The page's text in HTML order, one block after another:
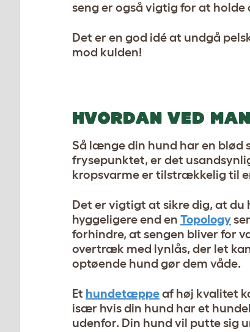
seng er også vigtig for at
Det er en god idé at undgå
mod kulden!
HVORDAN VED
Så længe din hund har en blød
frysepunktet, er det
kropsvarme er tilstrækkelig til
Det er vigtigt at sikre dig, at du
hyggeligere end en Topology
forhindre, at sengen bliver for
overtræk med lynlås, der let
optøende hund gør dem våde.
Et hundetæppeaf høj kvalitet
især hvis din hund har et
udenfor. Din hund vil putte sig